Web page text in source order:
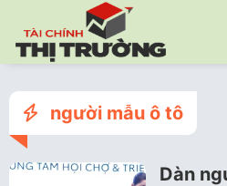
người mẫu ô tô
Dàn